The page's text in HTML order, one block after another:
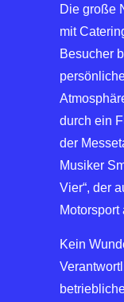
Die große
mit
Besucher
durch ein
der
Musiker
Vier“, der
Motorsport
Kein